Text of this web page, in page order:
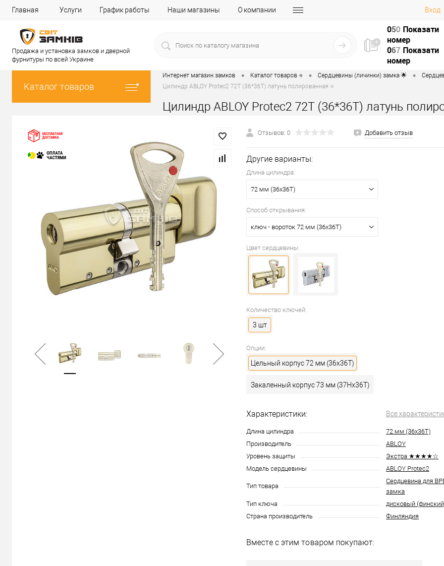
Главная Услуги График работы Наши магазины О компании Вход
Продажа и установка замков и дверной
фурнитуры по всей Украине
050 Показати
номер
067 Показати
номер
Каталог товаров
Интернет магазин замков • Каталог товаров ⭐ • Сердцевины (личинки) замка 🌟 •
Цилиндр ABLOY Protec2 72T (36*36T) латунь полированная ⭐
Цилиндр ABLOY Protec2 72T (36*36T) латунь
Отзывов: 0 Добавить отзыв
Другие варианты:
Длина цилиндра:
72 мм (36x36T)
Способ открывания:
ключ - вороток 72 мм (36x36T)
Цвет сердцевины:
Количество ключей:
3 шт
Опции:
Цельный корпус 72 мм (36x36T)
Закаленный корпус 73 мм (37Hx36T)
Характеристики: Все
Длина цилиндра
72 мм (36x36T)
Производитель
ABLOY
Уровень защиты
Экстра ★★★★☆
Модель сердцевины
ABLOY Protec2
Тип товара
Сердцевина для
замка
Тип ключа
дисковый
Страна производитель
Финляндия
Вместе с этим товаром покупают: